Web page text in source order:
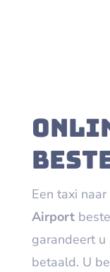
Een taxi
Airport
garandeert
betaald. U